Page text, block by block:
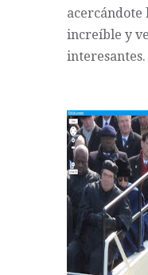
acercándote
increíble y
interesantes.